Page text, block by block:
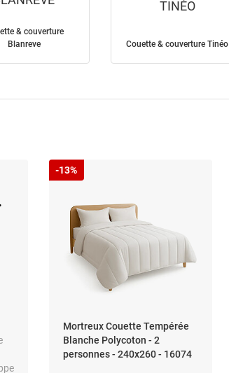
& couverture
Blanreve
TINÉO
Couette & couverture Tinéo
Mortreux Couette Tempérée
Blanche Polycoton - 2
personnes - 240x260 - 16074
-13%